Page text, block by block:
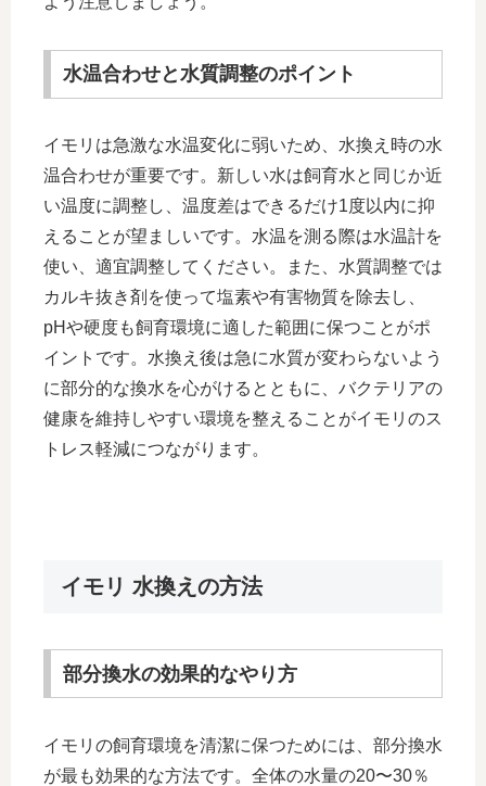
水温合わせと水質調整のポイント
イモリは急激な水温変化に弱いため、水換え時の水
温合わせが重要です。新しい水は飼育水と同じか近
い温度に調整し、温度差はできるだけ1度以内に抑
えることが望ましいです。水温を測る際は水温計を
使い、適宜調整してください。また、水質調整では
カルキ抜き剤を使って塩素や有害物質を除去し、
pHや硬度も飼育環境に適した範囲に保つことがポ
イントです。水換え後は急に水質が変わらないよう
に部分的な換水を心がけるとともに、バクテリアの
健康を維持しやすい環境を整えることがイモリのス
トレス軽減につながります。
イモリ 水換えの方法
部分換水の効果的なやり方
イモリの飼育環境を清潔に保つためには、部分換水
が最も効果的な方法です。全体の水量の20〜30％